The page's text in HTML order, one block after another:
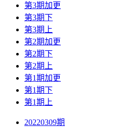
第3期加更
第3期下
第3期上
第2期加更
第2期下
第2期上
第1期加更
第1期下
第1期上
20220309期